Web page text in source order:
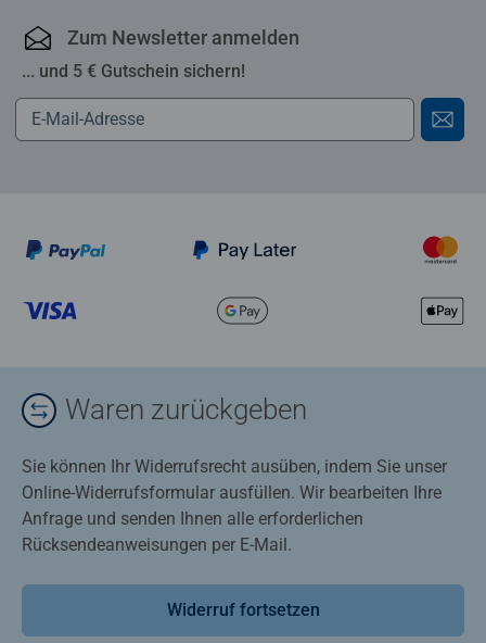
Zum Newsletter anmelden
... und 5 € Gutschein sichern!
Waren zurückgeben
Sie können Ihr Widerrufsrecht ausüben, indem Sie unser
Online-Widerrufsformular ausfüllen. Wir bearbeiten Ihre
Anfrage und senden Ihnen alle erforderlichen
Rücksendeanweisungen per E-Mail.
Widerruf fortsetzen